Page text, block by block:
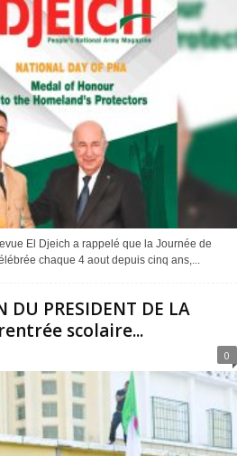
El Djeich a rappelé que la Journée de
chaque 4 aout depuis cinq ans,...
DU PRESIDENT DE LA
scolaire...
0